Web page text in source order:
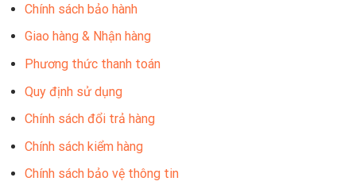
Chính sách bảo hành
Giao hàng & Nhận hàng
Phương thức thanh toán
Quy định sử dụng
Chính sách đổi trả hàng
Chính sách kiểm hàng
Chính sách bảo vệ thông tin